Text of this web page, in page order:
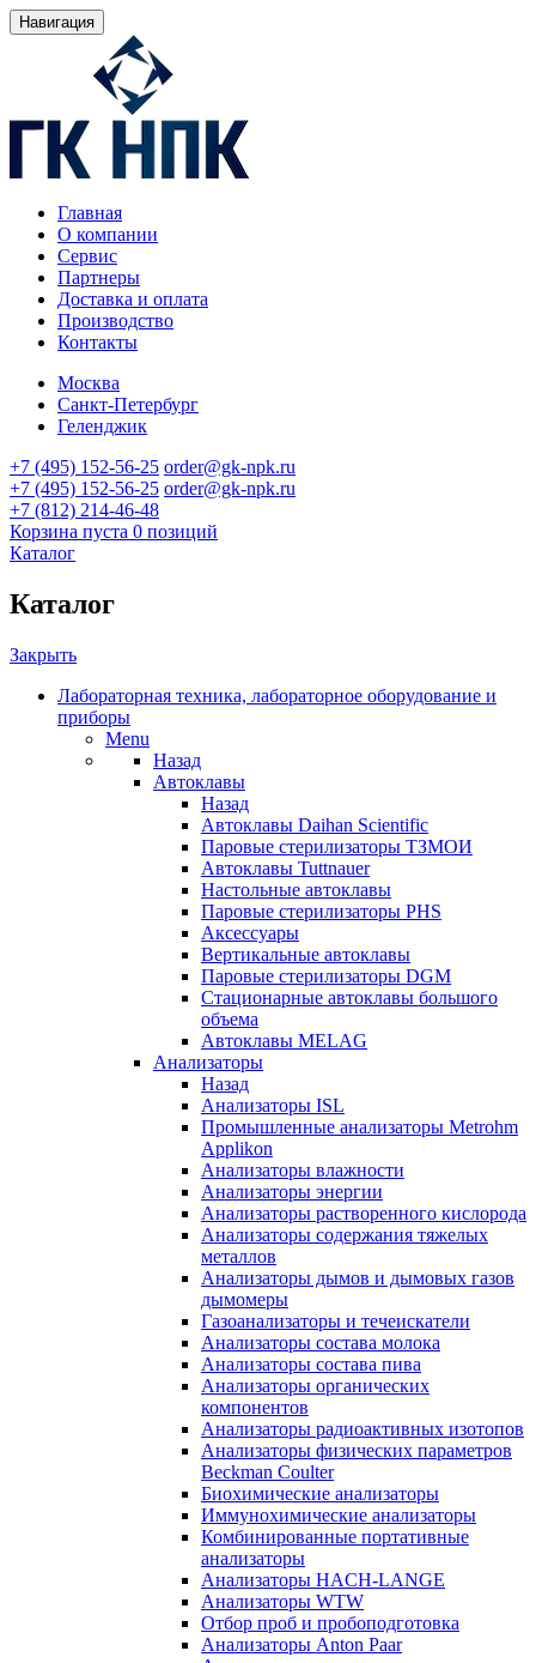
Навигация
Главная
О компании
Сервис
Партнеры
Доставка и оплата
Производство
Контакты
Москва
Санкт-Петербург
Геленджик
+7 (495) 152-56-25 order@gk-npk.ru
+7 (495) 152-56-25 order@gk-npk.ru
+7 (812) 214-46-48
Корзина пуста 0 позиций
Каталог
Каталог
Закрыть
Лабораторная техника, лабораторное оборудование и
приборы
Menu
Назад
Автоклавы
Назад
Автоклавы Daihan Scientific
Паровые стерилизаторы ТЗМОИ
Автоклавы Tuttnauer
Наcтольные автоклавы
Паровые стерилизаторы PHS
Аксессуары
Вертикальные автоклавы
Паровые стерилизаторы DGM
Стационарные автоклавы большого
объема
Автоклавы MELAG
Анализаторы
Назад
Анализаторы ISL
Промышленные анализаторы Metrohm
Applikon
Анализаторы влажности
Анализаторы энергии
Анализаторы растворенного кислорода
Анализаторы содержания тяжелых
металлов
Анализаторы дымов и дымовых газов
дымомеры
Газоанализаторы и течеискатели
Анализаторы состава молока
Анализаторы состава пива
Анализаторы органических
компонентов
Анализаторы радиоактивных изотопов
Анализаторы физических параметров
Beckman Coulter
Биохимические анализаторы
Иммунохимические анализаторы
Комбинированные портативные
анализаторы
Анализаторы HACH-LANGE
Анализаторы WTW
Отбор проб и пробоподготовка
Анализаторы Anton Paar